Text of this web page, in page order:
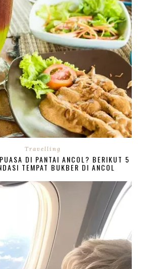
Travelling
DI PANTAI ANCOL? BERIKUT 5
TEMPAT BUKBER DI ANCOL